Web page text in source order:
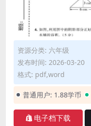
资源分类: 六年级
发布时间: 2026-03-20
格式: pdf,word
普通用户: 1.88学币
电子档下载